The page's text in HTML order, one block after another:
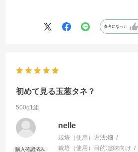
参考になった
初めて見る玉葱タネ？
500g1組
nelle
栽培（使用）方法:畑
栽培（使用）目的:趣味向け